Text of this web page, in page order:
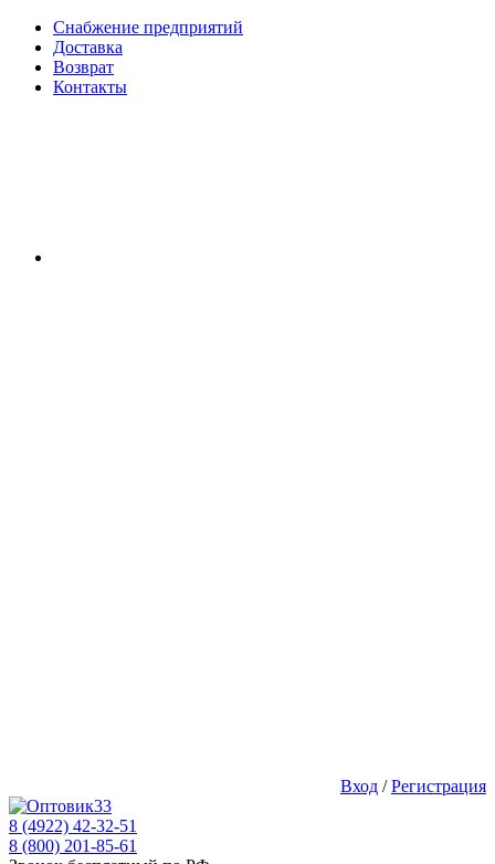
Снабжение предприятий
Доставка
Возврат
Контакты
Вход /Регистрация
8 (4922) 42-32-51
8 (800) 201-85-61